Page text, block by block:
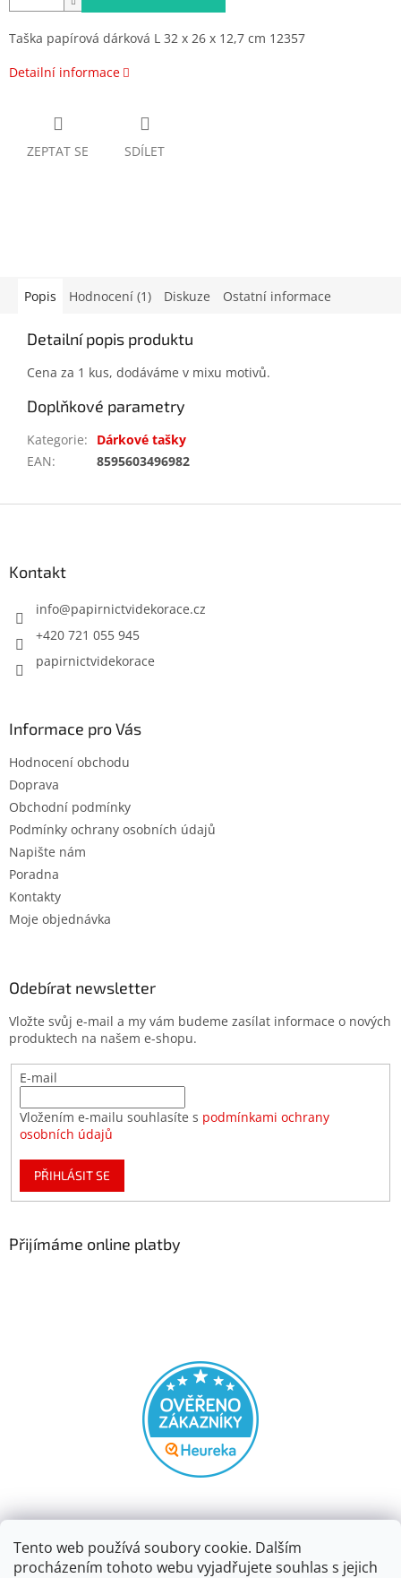
Tento web používá soubory cookie. Dalším
procházením tohoto webu vyjadřujete souhlas s jejich
Taška papírová dárková L 32 x 26 x 12,7 cm 12357
Detailní informace
ZEPTAT SE SDÍLET
Popis Hodnocení (1) Diskuze Ostatní informace
Detailní popis produktu
Cena za 1 kus, dodáváme v mixu motivů.
Doplňkové parametry
Kategorie:
Dárkové tašky
EAN: 8595603496982
Kontakt
info@papirnictvidekorace.cz
+420 721 055 945
papirnictvidekorace
Informace pro Vás
Hodnocení obchodu
Doprava
Obchodní podmínky
Podmínky ochrany osobních údajů
Napište nám
Poradna
Kontakty
Moje objednávka
Odebírat newsletter
Vložte svůj e-mail a my vám budeme zasílat informace o nových
produktech na našem e-shopu.
E-mail
Vložením e-mailu souhlasíte s podmínkami ochrany
osobních údajů
PŘIHLÁSIT SE
Přijímáme online platby